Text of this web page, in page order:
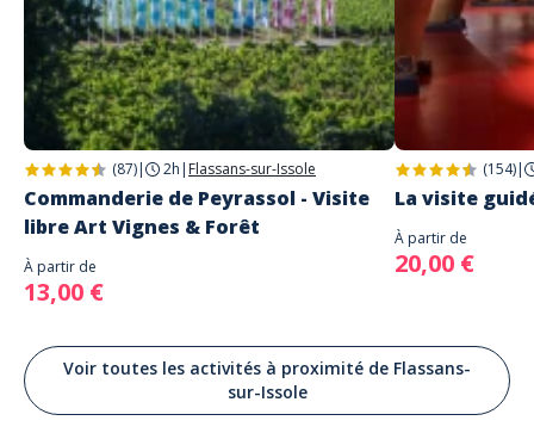
(87)| 2h | Flassans-sur-Issole
Commanderie de Peyrassol - Visite
libre Art Vignes & Forêt
À partir de
13,00 €
(154)|
La visite
À partir de
20,00 €
Voir toutes les activités à proximité de Flassans-
sur-Issole